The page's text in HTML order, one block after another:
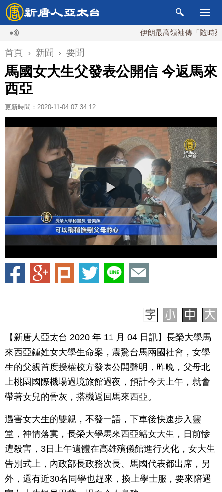
伊朗最高領袖傳「隨時死亡
首頁 › 新聞 › 要聞
馬國女大生父發表公開信 今返馬來
西亞
更新時間：2020-11-04 07:34:12
【新唐人亞太台 2020 年 11 月 04 日訊】長榮大學馬
來西亞鍾姓女大學生命案，震驚台馬兩國社會，女學
生的父親首度授權校方發表公開聲明，昨晚，父母北
上桃園國際機場過境旅館過夜，預計今天上午，就會
帶著女兒的骨灰，搭機返回馬來西亞。
遇害女大生的雙親，不發一語，下車後快速步入靈
堂，神情落寞，長榮大學馬來西亞籍女大生，日前慘
遭殺害，3日上午遺體在高雄殯儀館進行火化，女大生
告別式上，內政部長政務次長、馬國代表都出席，另
外，還有近30名同學也趕來，換上學士服，要來陪遇